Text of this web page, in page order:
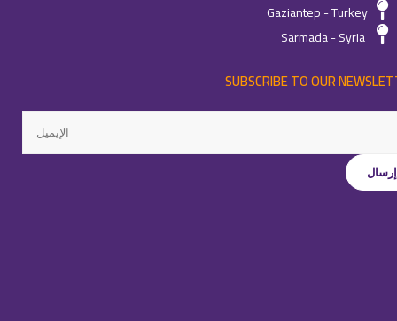
Gaziantep - Turkey
Sarmada - Syria
SUBSCRIBE TO OUR